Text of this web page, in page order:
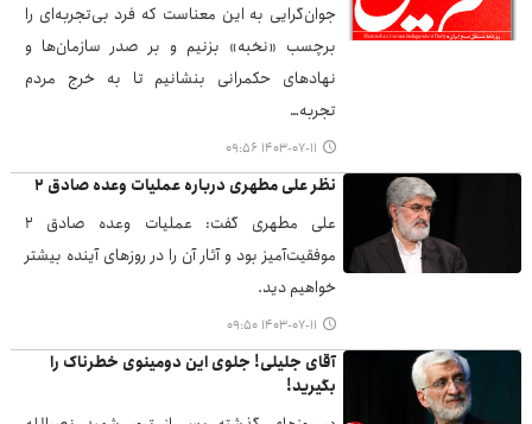
جوان‌گرایی به این معناست که فرد بی‌تجربه‌ای را
برچسب «نخبه» بزنیم و بر صدر سازمان‌ها و
نهادهای حکمرانی بنشانیم تا به خرج مردم
تجربه…
۱۴۰۳-۰۷-۱۱ ۰۹:۵۶
نظر علی مطهری درباره عملیات وعده صادق ۲
علی مطهری گفت: عملیات وعده صادق ۲
موفقیت‌آمیز بود و آثار آن را در روزهای آینده بیشتر
خواهیم دید.
۱۴۰۳-۰۷-۱۱ ۰۹:۵۰
آقای جلیلی! جلوی این دومینوی خطرناک را
بگیرید!